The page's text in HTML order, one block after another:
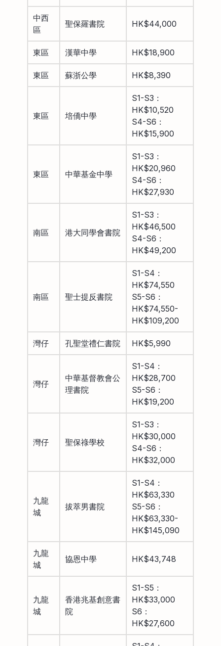
中西
區
聖保羅書院 HK$44,000
東區 漢華中學 HK$18,900
東區 蘇浙公學 HK$8,390
東區 培僑中學
S1-S3：
HK$10,520
S4-S6：
HK$15,900
東區 中華基金中學
S1-S3：
HK$20,960
S4-S6：
HK$27,930
南區 港大同學會書院
S1-S3：
HK$46,500
S4-S6：
HK$49,200
南區 聖士提反書院
S1-S4：
HK$74,550
S5-S6：
HK$74,550-
HK$109,200
灣仔 孔聖堂禮仁書院 HK$5,990
灣仔
中華基督教會公
理書院
S1-S4：
HK$28,700
S5-S6：
HK$19,200
灣仔 聖保祿學校
S1-S3：
HK$30,000
S4-S6：
HK$32,000
九龍
城
拔萃男書院
S1-S4：
HK$63,330
S5-S6：
HK$63,330-
HK$145,090
九龍
城
協恩中學 HK$43,748
九龍
城
香港兆基創意書
院
S1-S5：
HK$33,000
S6：
HK$27,600